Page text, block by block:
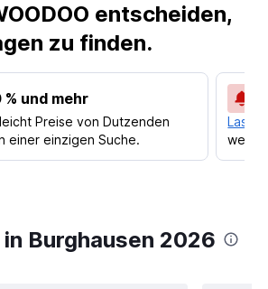
entscheiden,
zu finden.
und mehr
Preise von Dutzenden
einer einzigen Suche.
Lass
Burghausen 2026